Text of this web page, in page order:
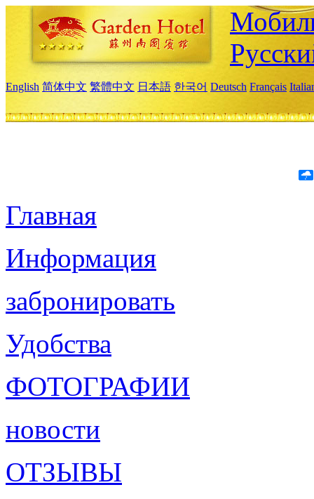
English 简体中文 繁體中文 日本語 한국어 Deutsch Français
Главная
Информация
забронировать
Удобства
ФОТОГРАФИИ
новости
ОТЗЫВЫ